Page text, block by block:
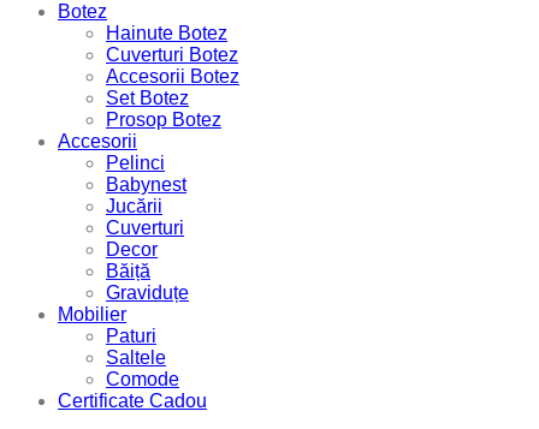
Botez
Hainute Botez
Cuverturi Botez
Accesorii Botez
Set Botez
Prosop Botez
Accesorii
Pelinci
Babynest
Jucării
Cuverturi
Decor
Băiță
Graviduțe
Mobilier
Paturi
Saltele
Comode
Certificate Cadou